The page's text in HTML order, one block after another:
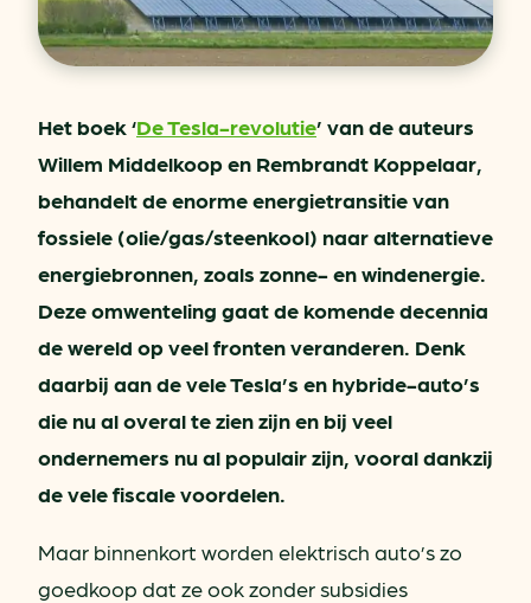
Het boek ‘De Tesla-revolutie’ van de auteurs
Willem Middelkoop en Rembrandt Koppelaar,
behandelt de enorme energietransitie van
fossiele (olie/gas/steenkool) naar alternatieve
energiebronnen, zoals zonne- en windenergie.
Deze omwenteling gaat de komende decennia
de wereld op veel fronten veranderen. Denk
daarbij aan de vele Tesla’s en hybride-auto’s
die nu al overal te zien zijn en bij veel
ondernemers nu al populair zijn, vooral dankzij
de vele fiscale voordelen.
Maar binnenkort worden elektrisch auto’s zo
goedkoop dat ze ook zonder subsidies